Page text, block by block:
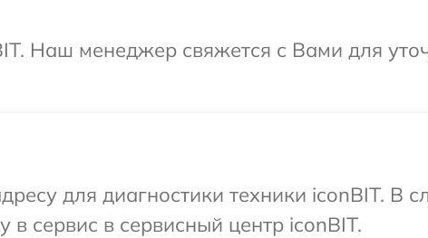
Наш менеджер свяжется с Вами для
для диагностики техники iconBIT. В
сервис в сервисный центр iconBIT.